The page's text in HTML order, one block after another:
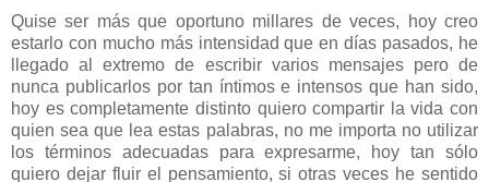
Quise ser más que oportuno millares de veces, hoy creo
estarlo con mucho más intensidad que en días pasados, he
llegado al extremo de escribir varios mensajes pero de
nunca publicarlos por tan íntimos e intensos que han sido,
hoy es completamente distinto quiero compartir la vida con
quien sea que lea estas palabras, no me importa no utilizar
los términos adecuadas para expresarme, hoy tan sólo
quiero dejar fluir el pensamiento, si otras veces he sentido